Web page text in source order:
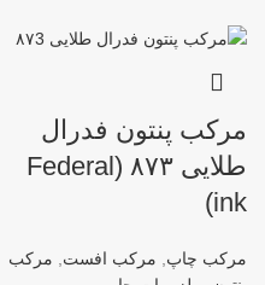
مرکب پنتون فدرال
طلایی ۸۷۳ (Federal
ink)
مرکب چاپ مرکب افست
مرکب